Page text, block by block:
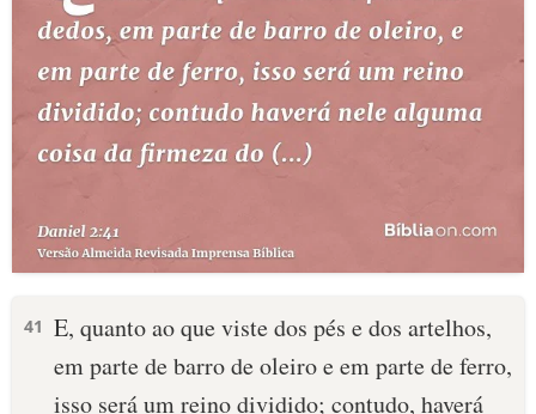
41 E, quanto ao que viste dos pés e dos artelhos,
em parte de barro de oleiro e em parte de ferro,
isso será um reino dividido; contudo, haverá